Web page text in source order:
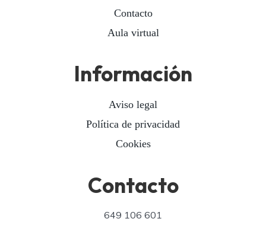
Contacto
Aula virtual
Información
Aviso legal
Política de privacidad
Cookies
Contacto
649 106 601